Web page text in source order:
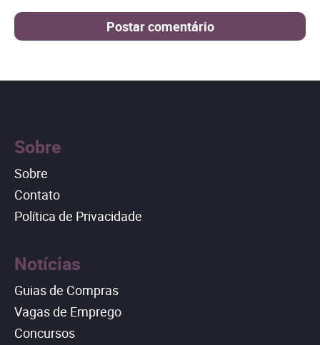
Sobre
Sobre
Contato
Política de Privacidade
Notícias
Guias de Compras
Vagas de Emprego
Concursos